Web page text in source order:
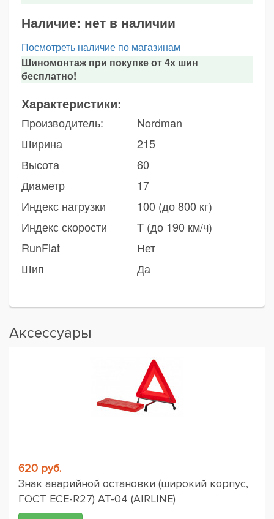
Наличие: нет в наличии
Посмотреть наличие по магазинам
Шиномонтаж при покупке от 4х шин
бесплатно!
Характеристики:
Производитель:
Nordman
Ширина
215
Высота
60
Диаметр
17
Индекс нагрузки
100 (до 800 кг)
Индекс скорости
T (до 190 км/ч)
RunFlat
Нет
Шип
Да
Аксессуары
620 руб.
Знак аварийной остановки (широкий корпус,
ГОСТ ЕСЕ-R27) AT-04 (AIRLINE)